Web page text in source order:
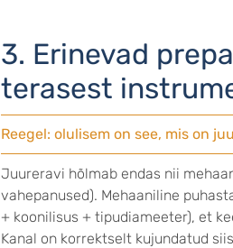
3. Erinevad
terasest
Reegel: olulisem on see, mis on
Juureravi hõlmab endas nii
vahepanused). Mehaaniline
+ koonilisus + tipudiameeter), et
Kanal on korrektselt kujundatud